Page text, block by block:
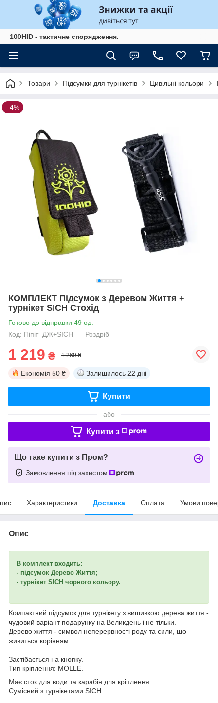
100HID - тактичне спорядження.
Товари Підсумки для турнікетів Цивільні кольори
–4%
КОМПЛЕКТ Підсумок з Деревом Життя +
турнікет SICH Стохід
Готово до відправки 49 од.
Код: Піпіт_ДЖ+SICH
Роздріб
1 219 ₴ 1 269 ₴
Економія 50 ₴ Залишилось 22 дні
Купити
або
Купити з
Що таке купити з Пром?
Замовлення під захистом
Характеристики Доставка Оплата Умови
Опис
В комплект входить:
- підсумок Дерево Життя;
- турнікет SICH чорного кольору.
Компактний підсумок для турнікету з вишивкою дерева життя -
чудовий варіант подарунку на Великдень і не тільки.
Дерево життя - символ неперервності роду та сили, що
живиться корінням
Застібається на кнопку.
Тип кріплення: MOLLE.
Має сток для води та карабін для кріплення.
Сумісний з турнікетами SICH.